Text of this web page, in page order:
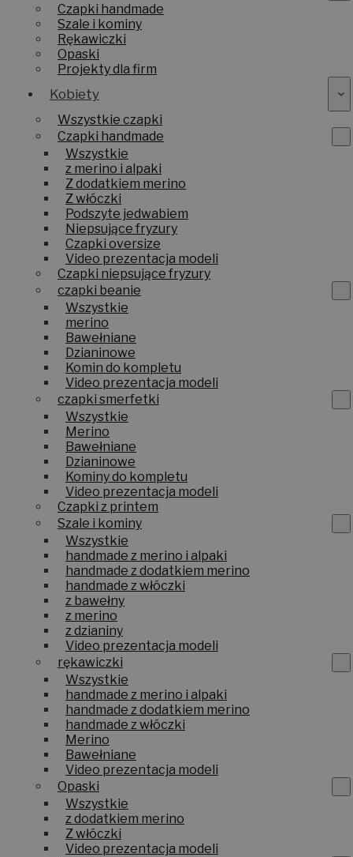
Czapki handmade
Szale i kominy
Rękawiczki
Opaski
Projekty dla firm
Kobiety
Wszystkie czapki
Czapki handmade
Wszystkie
z merino i alpaki
Z dodatkiem merino
Z włóczki
Podszyte jedwabiem
Niepsujące fryzury
Czapki oversize
Video prezentacja modeli
Czapki niepsujące fryzury
czapki beanie
Wszystkie
merino
Bawełniane
Dzianinowe
Komin do kompletu
Video prezentacja modeli
czapki smerfetki
Wszystkie
Merino
Bawełniane
Dzianinowe
Kominy do kompletu
Video prezentacja modeli
Czapki z printem
Szale i kominy
Wszystkie
handmade z merino i alpaki
handmade z dodatkiem merino
handmade z włóczki
z bawełny
z merino
z dzianiny
Video prezentacja modeli
rękawiczki
Wszystkie
handmade z merino i alpaki
handmade z dodatkiem merino
handmade z włóczki
Merino
Bawełniane
Video prezentacja modeli
Opaski
Wszystkie
z dodatkiem merino
Z włóczki
Video prezentacja modeli